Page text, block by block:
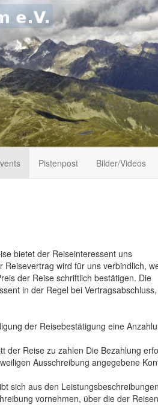
Pistenpost Bilder/Videos
bietet der Reiseinteressent uns
wird für uns verbindlich,
der Reise schriftlich bestätigen. Die
in der Regel bei
der Reisebestätigung eine
der Reise zu zahlen Die Bezahlung
Ausschreibung angegebene
sich aus den
vornehmen, über die der